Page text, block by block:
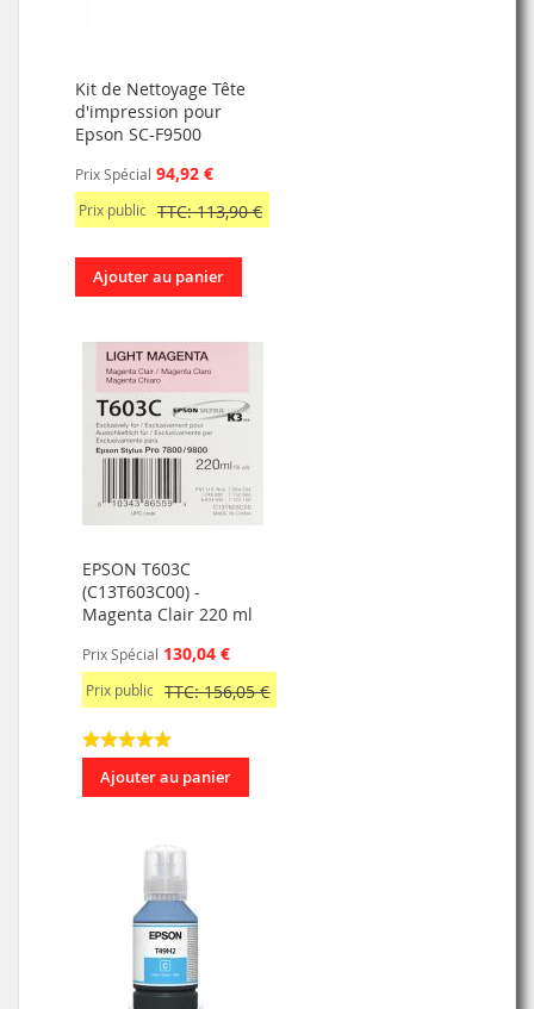
Kit de Nettoyage Tête
d'impression pour
Epson SC-F9500
Prix Spécial 94,92 €
Prix public TTC: 113,90 €
Ajouter au panier
EPSON T603C
(C13T603C00) -
Magenta Clair 220 ml
Prix Spécial 130,04 €
Prix public TTC: 156,05 €
Ajouter au panier